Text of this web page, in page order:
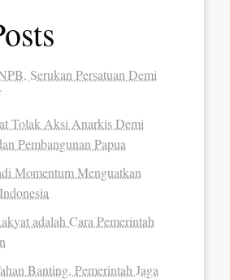
Serukan Persatuan Demi
Tolak Aksi Anarkis Demi
Pembangunan Papua
Momentum Menguatkan
adalah Cara Pemerintah
Banting, Pemerintah Jaga